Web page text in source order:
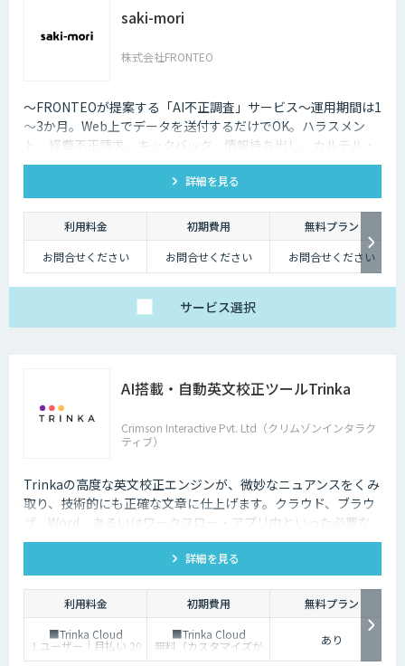
saki-mori
株式会社FRONTEO
〜FRONTEOが提案する「AI不正調査」サービス〜運用期間は1
～3か月。Web上でデータを送付するだけでOK。ハラスメン
ト、経費不正請求、キックバック、情報持ち出し、カルテル・
癒着など企業不正の予兆、不穏な動きの早期発見と早期対応に
詳細を見る
利用料金 初期費用
無料プラン
お問合せください
お問合せください お問合せください
サービス選択
AI搭載・自動英文校正ツールTrinka
Crimson Interactive Pvt. Ltd（クリムゾンインタラク
ティブ）
Trinkaの高度な英文校正エンジンが、微妙なニュアンスをくみ
取り、技術的にも正確な文章に仕上げます。クラウド、ブラウ
ザ、Word、あるいはワークフロー・アプリ内といった必要な
場所でリアルタイムでの強力な英文法チェックを可能にしま
詳細を見る
利用料金 初期費用
無料プラン
■Trinka Cloud
１ユーザー｜月払い 20
ドル／年払い 80ドル
■Trinka Cloud
無料（カスタマイズが
必要な場合は別途ご相
あり